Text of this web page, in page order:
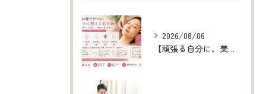
2026/08/06
【頑張る自分に、美容鍼というご褒美を】